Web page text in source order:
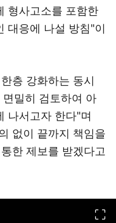
형사고소를 포함한
대응에 나설 방침"이
층 강화하는 동시
밀히 검토하여 아
나서고자 한다"며
없이 끝까지 책임을
한 제보를 받겠다고